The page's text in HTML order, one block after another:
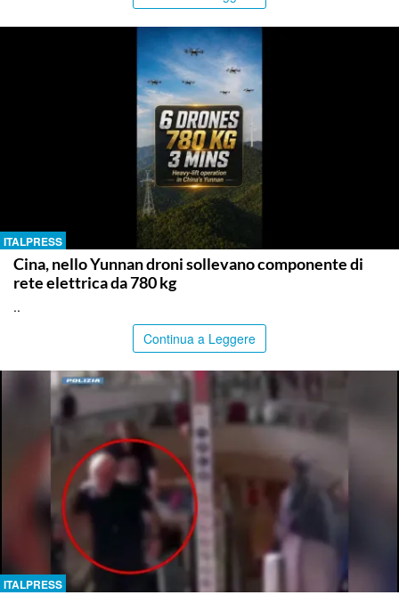
ITALPRESS
Cina, nello Yunnan droni sollevano componente di
rete elettrica da 780 kg
..
Continua a Leggere
ITALPRESS